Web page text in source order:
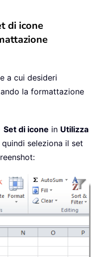
di icone
a cui desideri
la formattazione
Set di icone in Utilizza
quindi seleziona il set